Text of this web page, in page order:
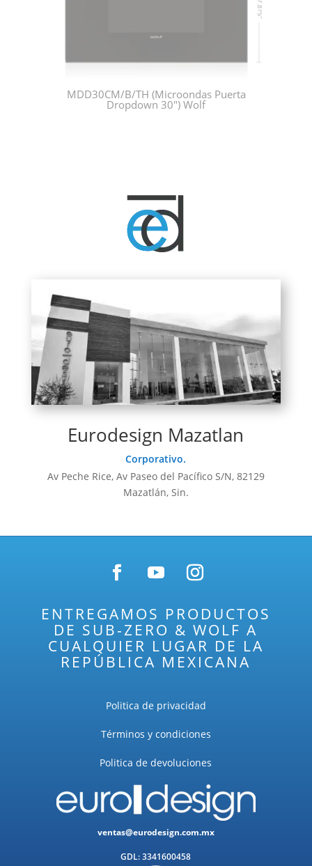
MDD30CM/B/TH (Microondas Puerta
Dropdown 30") Wolf
Eurodesign Mazatlan
Corporativo.
Av Peche Rice, Av Paseo del Pacífico S/N, 82129
Mazatlán, Sin.
ENTREGAMOS PRODUCTOS
DE SUB-ZERO & WOLF A
CUALQUIER LUGAR DE LA
REPÚBLICA MEXICANA
Politica de privacidad
Términos y condiciones
Politica de devoluciones
ventas@eurodesign.com.mx
GDL: 3341600458